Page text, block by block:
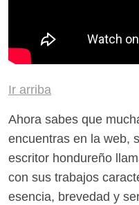
Ir arriba
Ahora sabes que
encuentras en la web,
escritor hondureño
con sus trabajos
esencia, brevedad y